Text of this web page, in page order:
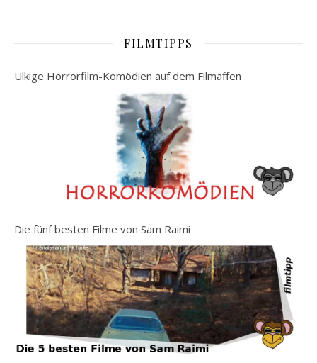
FILMTIPPS
Ulkige Horrorfilm-Komödien auf dem Filmaffen
Die fünf besten Filme von Sam Raimi